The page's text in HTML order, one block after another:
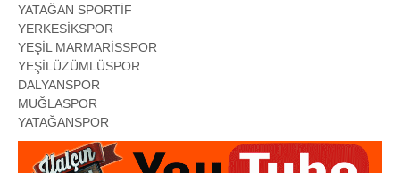
YATAĞAN SPORTİF
YERKESİKSPOR
YEŞİL MARMARİSSPOR
YEŞİLÜZÜMLÜSPOR
DALYANSPOR
MUĞLASPOR
YATAĞANSPOR